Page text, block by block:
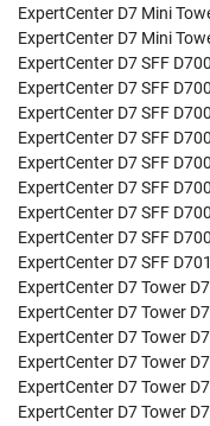
ExpertCenter D7 Mini
ExpertCenter D7 Mini
ExpertCenter D7 SFF
ExpertCenter D7 SFF
ExpertCenter D7 SFF
ExpertCenter D7 SFF
ExpertCenter D7 SFF
ExpertCenter D7 SFF
ExpertCenter D7 SFF
ExpertCenter D7 SFF
ExpertCenter D7 SFF
ExpertCenter D7 Tower
ExpertCenter D7 Tower
ExpertCenter D7 Tower
ExpertCenter D7 Tower
ExpertCenter D7 Tower
ExpertCenter D7 Tower